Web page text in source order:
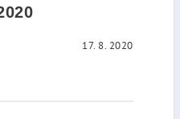
17. 8. 2020